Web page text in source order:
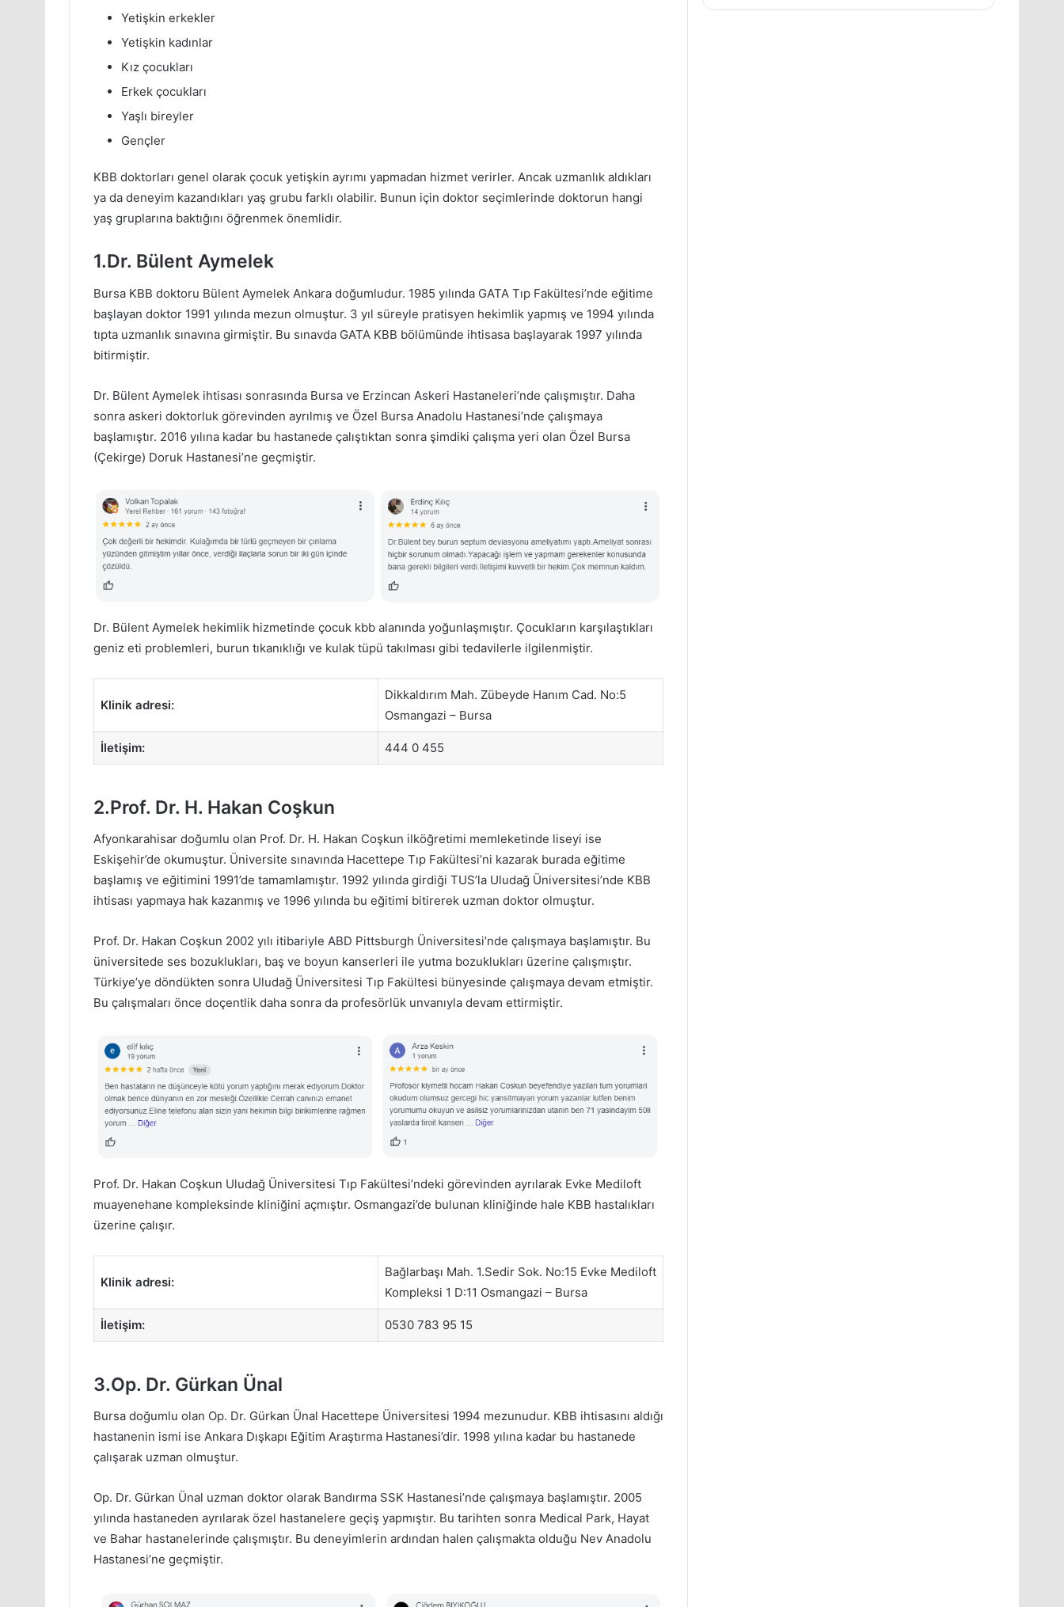
Yetişkin erkekler
Yetişkin kadınlar
Kız çocukları
Erkek çocukları
Yaşlı bireyler
Gençler
KBB doktorları genel olarak çocuk yetişkin ayrımı yapmadan hizmet verirler. Ancak uzmanlık aldıkları
ya da deneyim kazandıkları yaş grubu farklı olabilir. Bunun için doktor seçimlerinde doktorun hangi
yaş gruplarına baktığını öğrenmek önemlidir.
1.Dr. Bülent Aymelek
Bursa KBB doktoru Bülent Aymelek Ankara doğumludur. 1985 yılında GATA Tıp Fakültesi’nde eğitime
başlayan doktor 1991 yılında mezun olmuştur. 3 yıl süreyle pratisyen hekimlik yapmış ve 1994 yılında
tıpta uzmanlık sınavına girmiştir. Bu sınavda GATA KBB bölümünde ihtisasa başlayarak 1997 yılında
bitirmiştir.
Dr. Bülent Aymelek ihtisası sonrasında Bursa ve Erzincan Askeri Hastaneleri’nde çalışmıştır. Daha
sonra askeri doktorluk görevinden ayrılmış ve Özel Bursa Anadolu Hastanesi’nde çalışmaya
başlamıştır. 2016 yılına kadar bu hastanede çalıştıktan sonra şimdiki çalışma yeri olan Özel Bursa
(Çekirge) Doruk Hastanesi’ne geçmiştir.
Dr. Bülent Aymelek hekimlik hizmetinde çocuk kbb alanında yoğunlaşmıştır. Çocukların karşılaştıkları
geniz eti problemleri, burun tıkanıklığı ve kulak tüpü takılması gibi tedavilerle ilgilenmiştir.
Klinik adresi:
Dikkaldırım Mah. Zübeyde Hanım Cad. No:5
Osmangazi – Bursa
İletişim: 444 0 455
2.Prof. Dr. H. Hakan Coşkun
Afyonkarahisar doğumlu olan Prof. Dr. H. Hakan Coşkun ilköğretimi memleketinde liseyi ise
Eskişehir’de okumuştur. Üniversite sınavında Hacettepe Tıp Fakültesi’ni kazarak burada eğitime
başlamış ve eğitimini 1991’de tamamlamıştır. 1992 yılında girdiği TUS’la Uludağ Üniversitesi’nde KBB
ihtisası yapmaya hak kazanmış ve 1996 yılında bu eğitimi bitirerek uzman doktor olmuştur.
Prof. Dr. Hakan Coşkun 2002 yılı itibariyle ABD Pittsburgh Üniversitesi’nde çalışmaya başlamıştır. Bu
üniversitede ses bozuklukları, baş ve boyun kanserleri ile yutma bozuklukları üzerine çalışmıştır.
Türkiye’ye döndükten sonra Uludağ Üniversitesi Tıp Fakültesi bünyesinde çalışmaya devam etmiştir.
Bu çalışmaları önce doçentlik daha sonra da profesörlük unvanıyla devam ettirmiştir.
Prof. Dr. Hakan Coşkun Uludağ Üniversitesi Tıp Fakültesi’ndeki görevinden ayrılarak Evke Mediloft
muayenehane kompleksinde kliniğini açmıştır. Osmangazi’de bulunan kliniğinde hale KBB hastalıkları
üzerine çalışır.
Klinik adresi:
Bağlarbaşı Mah. 1.Sedir Sok. No:15 Evke Mediloft
Kompleksi 1 D:11 Osmangazi – Bursa
İletişim: 0530 783 95 15
3.Op. Dr. Gürkan Ünal
Bursa doğumlu olan Op. Dr. Gürkan Ünal Hacettepe Üniversitesi 1994 mezunudur. KBB ihtisasını aldığı
hastanenin ismi ise Ankara Dışkapı Eğitim Araştırma Hastanesi’dir. 1998 yılına kadar bu hastanede
çalışarak uzman olmuştur.
Op. Dr. Gürkan Ünal uzman doktor olarak Bandırma SSK Hastanesi’nde çalışmaya başlamıştır. 2005
yılında hastaneden ayrılarak özel hastanelere geçiş yapmıştır. Bu tarihten sonra Medical Park, Hayat
ve Bahar hastanelerinde çalışmıştır. Bu deneyimlerin ardından halen çalışmakta olduğu Nev Anadolu
Hastanesi’ne geçmiştir.